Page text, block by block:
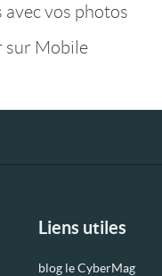
avec vos photos
sur Mobile
Liens utiles
blog le CyberMag